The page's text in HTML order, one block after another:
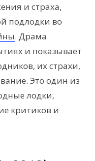
и страха,
подлодки во
. Драма
и показывает
их страхи,
Это один из
лодки,
критиков и